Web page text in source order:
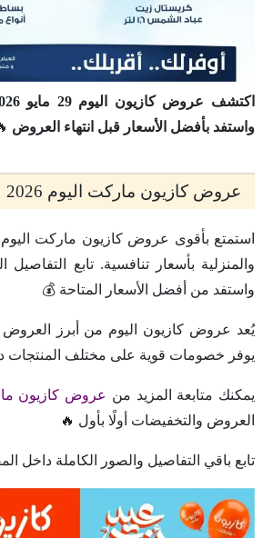
واستفد بأفضل الأسعار قبل انتهاء العروض
عروض كازيون ماركت اليوم 2026
استمتع بأقوى عروض كازيون ماركت اليوم
والمنزلية بأسعار تنافسية. تابع التفاصيل
واستفد من أفضل الأسعار المتاحة 💰
يُعد عروض كازيون اليوم من أبرز العروض
يوفر خصومات قوية على مختلف المنتجات
يمكنك متابعة المزيد من عروض كازيون
العروض والتخفيضات أولًا بأول 🔥
تابع باقي التفاصيل والصور الكاملة داخل